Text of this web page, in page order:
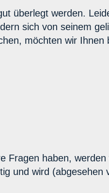
überlegt werden.
sich von seinem
möchten wir Ihnen
Fragen haben,
und wird (abgesehen